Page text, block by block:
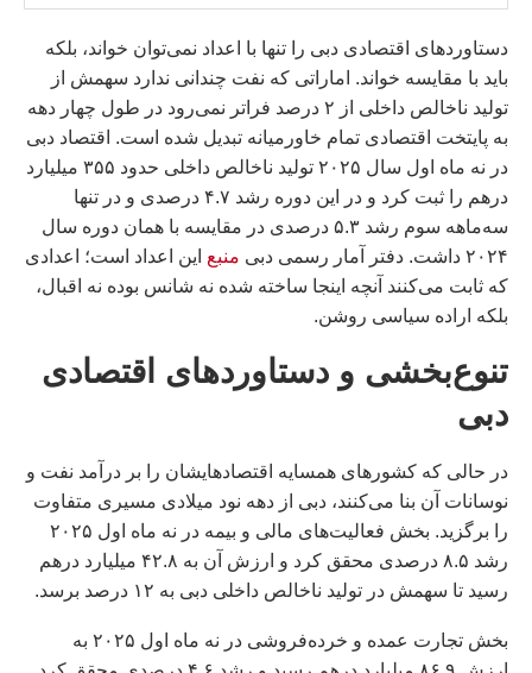
دستاوردهای اقتصادی دبی را تنها با اعداد نمی‌توان خواند، بلکه
باید با مقایسه خواند. اماراتی که نفت چندانی ندارد سهمش از
تولید ناخالص داخلی از ۲ درصد فراتر نمی‌رود در طول چهار دهه
به پایتخت اقتصادی تمام خاورمیانه تبدیل شده است. اقتصاد دبی
در نه ماه اول سال ۲۰۲۵ تولید ناخالص داخلی حدود ۳۵۵ میلیارد
درهم را ثبت کرد و در این دوره رشد ۴.۷ درصدی و در تنها
سه‌ماهه سوم رشد ۵.۳ درصدی در مقایسه با همان دوره سال
۲۰۲۴ داشت. دفتر آمار رسمی دبی
منبع این اعداد است؛ اعدادی
که ثابت می‌کنند آنچه اینجا ساخته شده نه شانس بوده نه اقبال،
بلکه اراده سیاسی روشن.
تنوع‌بخشی و دستاوردهای اقتصادی
دبی
در حالی که کشورهای همسایه اقتصادهایشان را بر درآمد نفت و
نوسانات آن بنا می‌کنند، دبی از دهه نود میلادی مسیری متفاوت
را برگزید. بخش فعالیت‌های مالی و بیمه در نه ماه اول ۲۰۲۵
رشد ۸.۵ درصدی محقق کرد و ارزش آن به ۴۲.۸ میلیارد درهم
رسید تا سهمش در تولید ناخالص داخلی دبی به ۱۲ درصد برسد.
بخش تجارت عمده و خرده‌فروشی در نه ماه اول ۲۰۲۵ به